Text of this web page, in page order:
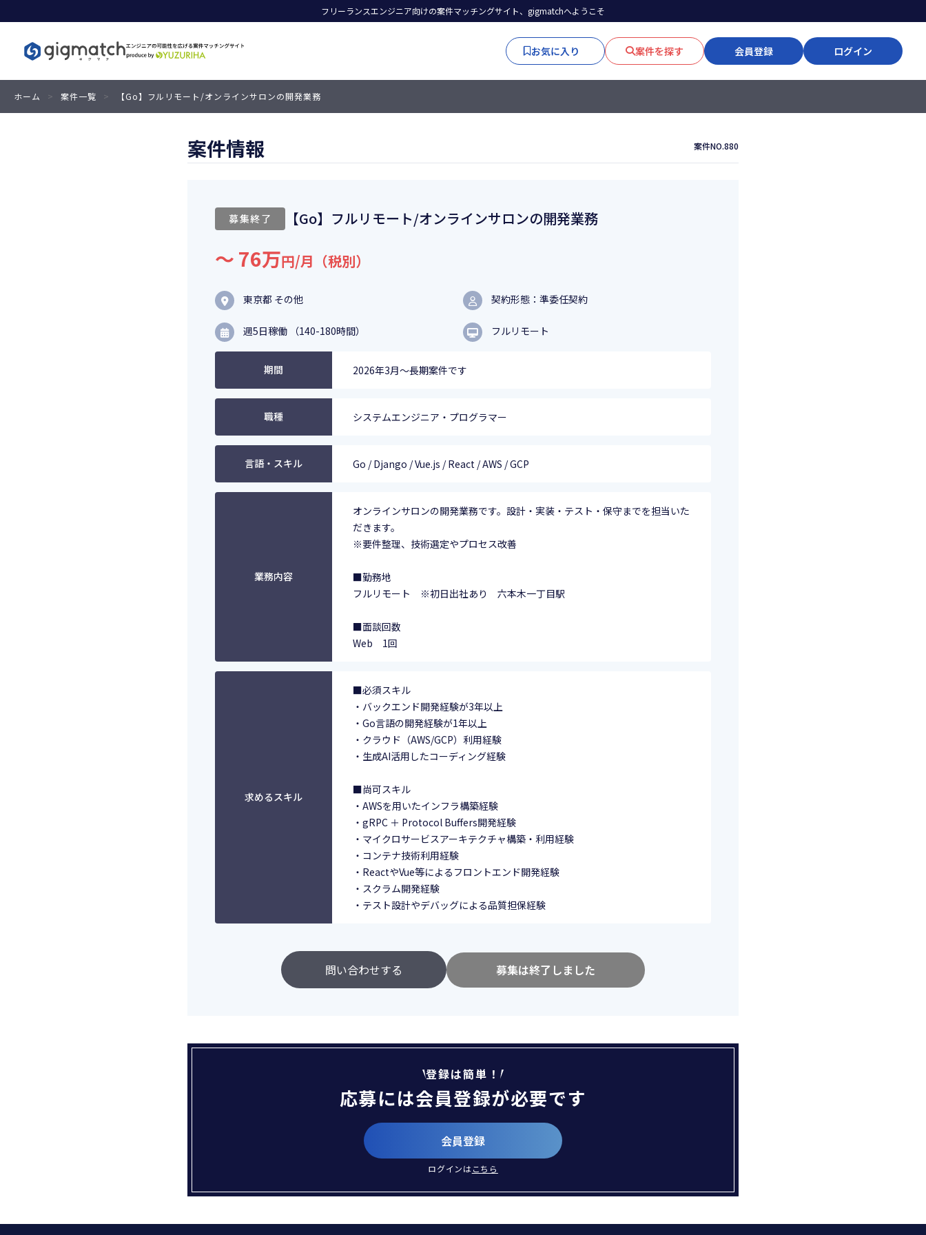
フリーランスエンジニア向けの案件マッチングサイト、gigmatchへようこそ
お気に入り 案件を探す 会員登録 ログイン
ホーム > 案件一覧 > 【Go】フルリモート/オンラインサロンの開発業務
案件情報 案件NO.880
募集終了 【Go】フルリモート/オンラインサロンの開発業務
〜 76万円/月（税別）
東京都 その他 契約形態：準委任契約
週5日稼働 （140-180時間） フルリモート
期間 2026年3月～長期案件です
職種 システムエンジニア・プログラマー
言語・スキル Go / Django / Vue.js / React / AWS / GCP
業務内容
オンラインサロンの開発業務です。設計・実装・テスト・保守までを担当いた
だきます。
※要件整理、技術選定やプロセス改善
■勤務地
フルリモート ※初日出社あり 六本木一丁目駅
■面談回数
Web 1回
求めるスキル
■必須スキル
・バックエンド開発経験が3年以上
・Go言語の開発経験が1年以上
・クラウド（AWS/GCP）利用経験
・生成AI活用したコーディング経験
■尚可スキル
・AWSを用いたインフラ構築経験
・gRPC ＋ Protocol Buffers開発経験
・マイクロサービスアーキテクチャ構築・利用経験
・コンテナ技術利用経験
・ReactやVue等によるフロントエンド開発経験
・スクラム開発経験
・テスト設計やデバッグによる品質担保経験
問い合わせする 募集は終了しました
登録は簡単！
応募には会員登録が必要です
会員登録
ログインはこちら